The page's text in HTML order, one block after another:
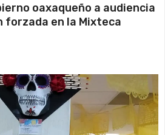
oaxaqueño a audiencia
forzada en la Mixteca